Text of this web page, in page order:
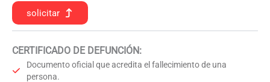
solicitar
CERTIFICADO DE DEFUNCIÓN:
Documento oficial que acredita el fallecimiento de una
persona.